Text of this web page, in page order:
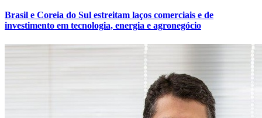
Brasil e Coreia do Sul estreitam laços comerciais e de
investimento em tecnologia, energia e agronegócio